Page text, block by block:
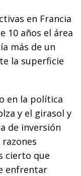
en Francia
10 años el área
más de un
la superficie
en la política
y el girasol y
de inversión
cierto que
enfrentar